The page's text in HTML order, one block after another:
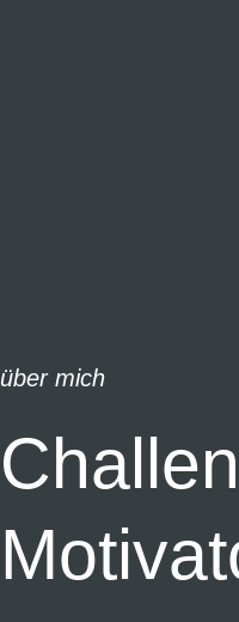
über mich